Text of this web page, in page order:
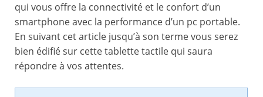
qui vous offre la connectivité et le confort d’un
smartphone avec la performance d’un pc portable.
En suivant cet article jusqu’à son terme vous serez
bien édifié sur cette tablette tactile qui saura
répondre à vos attentes.